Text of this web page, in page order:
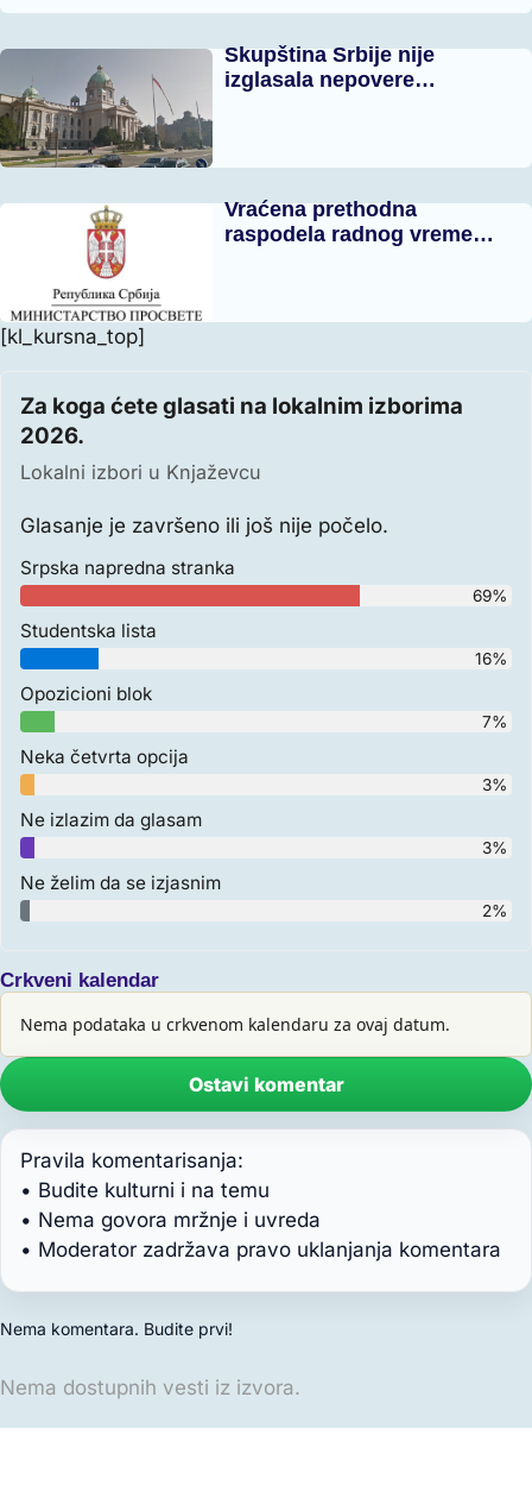
Skupština Srbije nije
izglasala nepovere…
Vraćena prethodna
raspodela radnog vreme…
[kl_kursna_top]
Za koga ćete glasati na lokalnim izborima
2026.
Lokalni izbori u Knjaževcu
Glasanje je završeno ili još nije počelo.
Srpska napredna stranka
69%
Studentska lista
16%
Opozicioni blok
7%
Neka četvrta opcija
3%
Ne izlazim da glasam
3%
Ne želim da se izjasnim
2%
Crkveni kalendar
Nema podataka u crkvenom kalendaru za ovaj datum.
Ostavi komentar
Pravila komentarisanja:
• Budite kulturni i na temu
• Nema govora mržnje i uvreda
• Moderator zadržava pravo uklanjanja komentara
Nema komentara. Budite prvi!
Nema dostupnih vesti iz izvora.